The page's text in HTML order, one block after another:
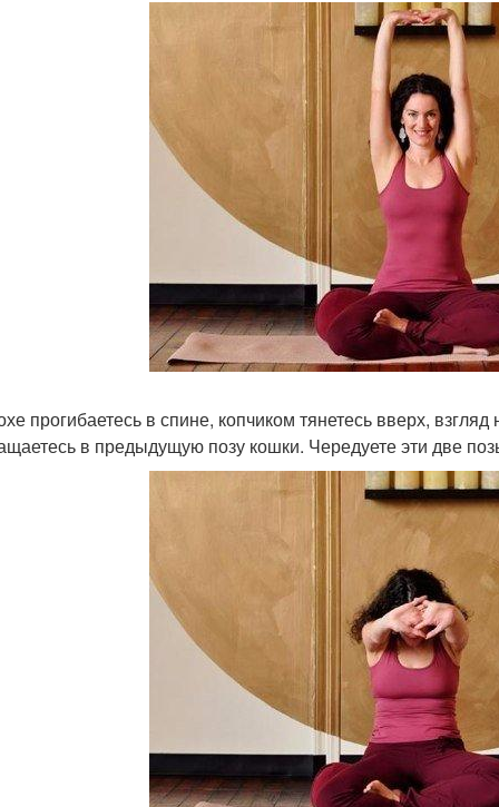
прогибаетесь в спине, копчиком тянетесь вверх,
в предыдущую позу кошки. Чередуете эти две